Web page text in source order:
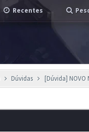
Recentes
Dúvidas [Dúvida] NOVO